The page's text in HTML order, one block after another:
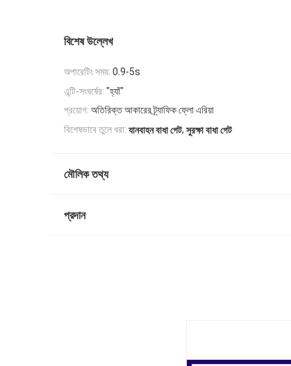
বিশেষ উল্লেখ
অপারেটিং সময়: 0.9-5s
এন্টি-সংঘর্ষের: "হ্যাঁ"
প্রয়োগ: অতিরিক্ত আকারের ট্র্যাফিক ফ্লো এরিয়া
বিশেষভাবে তুলে ধরা: যানবাহন বাধা গেট, সুরক্ষা বাধা গেট
মৌলিক তথ্য
প্রদান